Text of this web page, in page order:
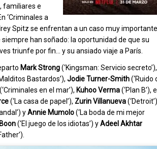
familiares e
‘Criminales a
Spitz se enfrentan a un caso muy importante
siempre han soñado: la oportunidad de que su
triunfe por fin… y su ansiado viaje a París.
Mark Strong(‘Kingsman: Servicio secreto’),
Bastardos’), Jodie Turner-Smith(‘Ruido
(‘Criminales en el mar’), Kuhoo Verma(‘Plan B’),
(‘La casa de papel’), Zurin Villanueva
yAnnie Mumolo(‘La boda de mi mejor
(‘El juego de los idiotas’) yAdeel Akhtar